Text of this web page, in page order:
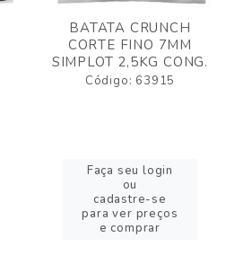
BATATA CRUNCH
CORTE FINO 7MM
SIMPLOT 2,5KG CONG.
Código: 63915
Faça seu login
ou
cadastre-se
para ver preços
e comprar